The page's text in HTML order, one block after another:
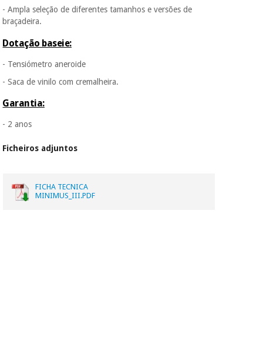
- Ampla seleção de diferentes tamanhos e versões de
braçadeira.
Dotação baseie:
- Tensiómetro aneroide
- Saca de vinilo com cremalheira.
Garantia:
- 2 anos
Ficheiros adjuntos
FICHA TECNICA
MINIMUS_III.PDF